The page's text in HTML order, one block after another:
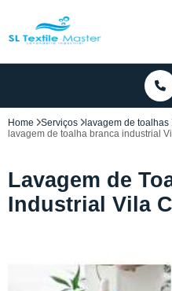
Home Serviços lavagem de toalhas
lavagem de toalha branca industrial
Lavagem de
Industrial Vila